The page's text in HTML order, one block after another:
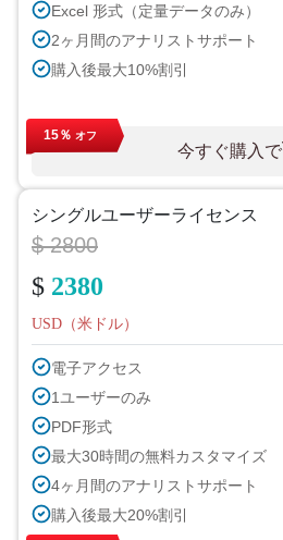
Excel 形式（定量データのみ）
2ヶ月間のアナリストサポート
購入後最大10%割引
今すぐ購入で
15％ オフ
シングルユーザーライセンス
$ 2800
$ 2380
USD（米ドル）
電子アクセス
1ユーザーのみ
PDF形式
最大30時間の無料カスタマイズ
4ヶ月間のアナリストサポート
購入後最大20%割引